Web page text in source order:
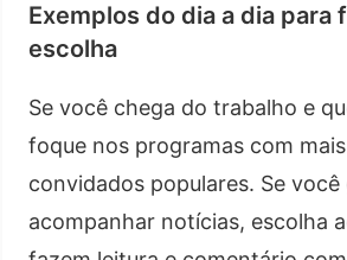
Exemplos do dia a dia para
escolha
Se você chega do trabalho e
foque nos programas com
convidados populares. Se
acompanhar notícias, escolha